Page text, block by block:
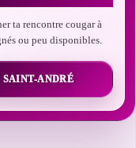
ta rencontre cougar à
ou peu disponibles.
SAINT-ANDRÉ